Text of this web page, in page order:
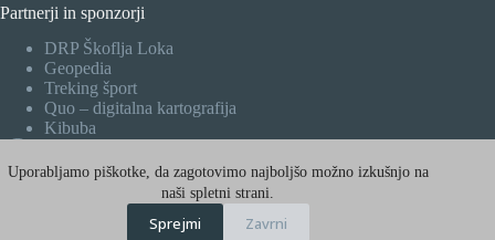
Uporabljamo piškotke, da zagotovimo najboljšo možno izkušnjo na
naši spletni strani.
Sprejmi Zavrni
Partnerji in sponzorji
DRP Škoflja Loka
Geopedia
Treking šport
Quo – digitalna kartografija
Kibuba